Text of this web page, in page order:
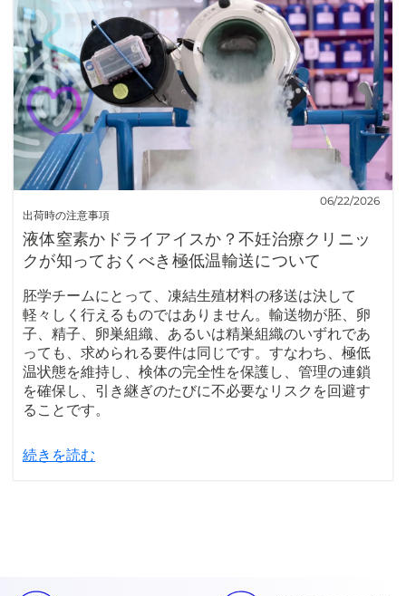
出荷時の注意事項
06/22/2026
液体窒素かドライアイスか？不妊治療クリニッ
クが知っておくべき極低温輸送について
胚学チームにとって、凍結生殖材料の移送は決して
軽々しく行えるものではありません。輸送物が胚、卵
子、精子、卵巣組織、あるいは精巣組織のいずれであ
っても、求められる要件は同じです。すなわち、極低
温状態を維持し、検体の完全性を保護し、管理の連鎖
を確保し、引き継ぎのたびに不必要なリスクを回避す
ることです。
続きを読む